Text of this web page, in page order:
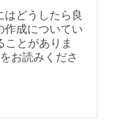
はどうしたら良
作成についてい
ことがありま
お読みくださ